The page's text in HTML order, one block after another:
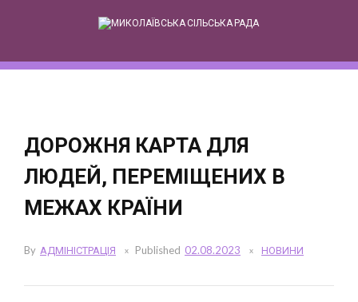
to
ДОРОЖНЯ КАРТА ДЛЯ
ЛЮДЕЙ, ПЕРЕМІЩЕНИХ В
МЕЖАХ КРАЇНИ
By АДМІНІСТРАЦІЯ Published 02.08.2023 НОВИНИ